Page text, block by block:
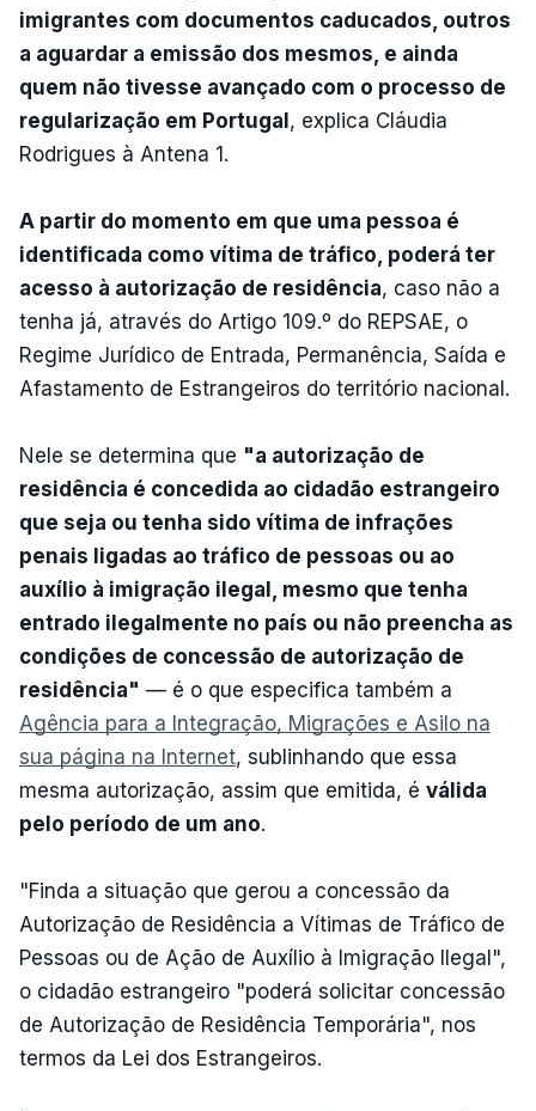
imigrantes com documentos caducados, outros
a aguardar a emissão dos mesmos, e ainda
quem não tivesse avançado com o processo de
regularização em Portugal, explica Cláudia
Rodrigues à Antena 1.
A partir do momento em que uma pessoa é
identificada como vítima de tráfico, poderá ter
acesso à autorização de residência, caso não a
tenha já, através do Artigo 109.º do REPSAE, o
Regime Jurídico de Entrada, Permanência, Saída e
Afastamento de Estrangeiros do território nacional.
Nele se determina que "a autorização de
residência é concedida ao cidadão estrangeiro
que seja ou tenha sido vítima de infrações
penais ligadas ao tráfico de pessoas ou ao
auxílio à imigração ilegal, mesmo que tenha
entrado ilegalmente no país ou não preencha as
condições de concessão de autorização de
residência" — é o que especifica também a
Agência para a Integração, Migrações e Asilo na
sua página na Internet, sublinhando que essa
mesma autorização, assim que emitida, é válida
pelo período de um ano.
"Finda a situação que gerou a concessão da
Autorização de Residência a Vítimas de Tráfico de
Pessoas ou de Ação de Auxílio à Imigração Ilegal",
o cidadão estrangeiro "poderá solicitar concessão
de Autorização de Residência Temporária", nos
termos da Lei dos Estrangeiros.